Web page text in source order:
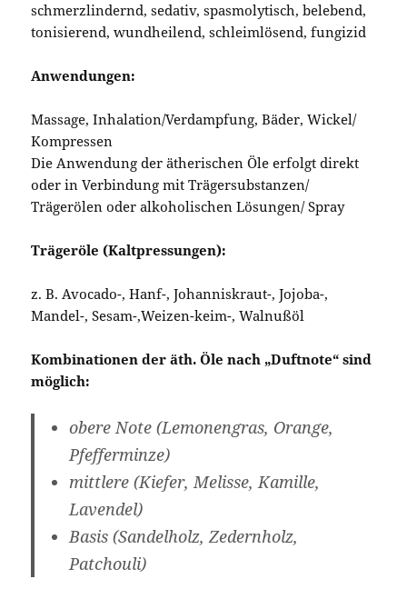
schmerzlindernd, sedativ, spasmolytisch, belebend,
tonisierend, wundheilend, schleimlösend, fungizid
Anwendungen:
Massage, Inhalation/Verdampfung, Bäder, Wickel/
Kompressen
Die Anwendung der ätherischen Öle erfolgt direkt
oder in Verbindung mit Trägersubstanzen/
Trägerölen oder alkoholischen Lösungen/ Spray
Trägeröle (Kaltpressungen):
z. B. Avocado-, Hanf-, Johanniskraut-, Jojoba-,
Mandel-, Sesam-,Weizen-keim-, Walnußöl
Kombinationen der äth. Öle nach „Duftnote“ sind
möglich:
obere Note (Lemonengras, Orange,
Pfefferminze)
mittlere (Kiefer, Melisse, Kamille,
Lavendel)
Basis (Sandelholz, Zedernholz,
Patchouli)